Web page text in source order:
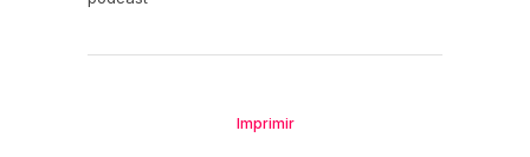
Imprimir